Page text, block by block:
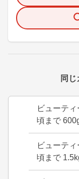
同
ビューテ
頃まで
ビューテ
頃まで